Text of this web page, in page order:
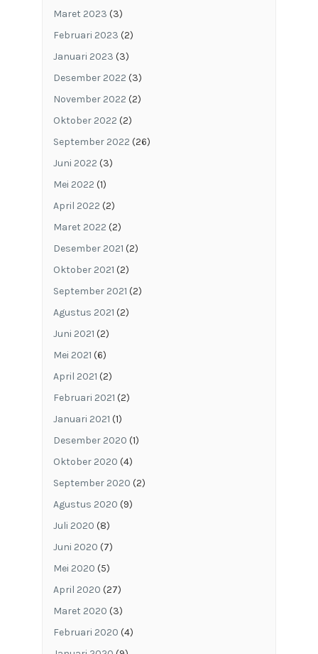
Maret 2023 (3)
Februari 2023 (2)
Januari 2023 (3)
Desember 2022 (3)
November 2022 (2)
Oktober 2022 (2)
September 2022 (26)
Juni 2022 (3)
Mei 2022 (1)
April 2022 (2)
Maret 2022 (2)
Desember 2021 (2)
Oktober 2021 (2)
September 2021 (2)
Agustus 2021 (2)
Juni 2021 (2)
Mei 2021 (6)
April 2021 (2)
Februari 2021 (2)
Januari 2021 (1)
Desember 2020 (1)
Oktober 2020 (4)
September 2020 (2)
Agustus 2020 (9)
Juli 2020 (8)
Juni 2020 (7)
Mei 2020 (5)
April 2020 (27)
Maret 2020 (3)
Februari 2020 (4)